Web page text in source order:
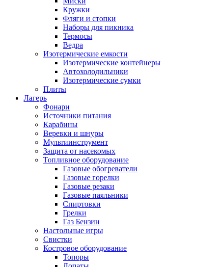
Кружки
Фляги и стопки
Наборы для пикника
Термосы
Ведра
Изотермические емкости
Изотермические контейнеры
Автохолодильники
Изотермические сумки
Плиты
Лагерь
Фонари
Источники питания
Карабины
Веревки и шнуры
Мультиинструмент
Защита от насекомых
Топливное оборудование
Газовые обогреватели
Газовые горелки
Газовые резаки
Газовые паяльники
Спиртовки
Грелки
Газ Бензин
Настольные игры
Свистки
Костровое оборудование
Топоры